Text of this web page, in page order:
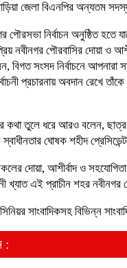
জেলা বিএনপির অন্যতম
পৌরসভা নির্বাচন অনুষ্ঠিত হতে
নবীনগর পৌরবাসির দোয়া ও
বিগত সংসদ নির্বাচনে
প্রচারনায় অবদান রেখে
কথা তুলে ধরে আরও বলেন,
ঘোষক শহীদ
দোয়া, আশীর্বাদ ও
খ্যাত এই প্রাচীন শহর
সাংবাদিকসহ বিভিন্ন
: